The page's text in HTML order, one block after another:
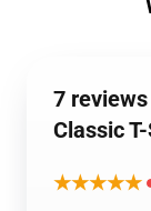
7
Classic
★★★★★